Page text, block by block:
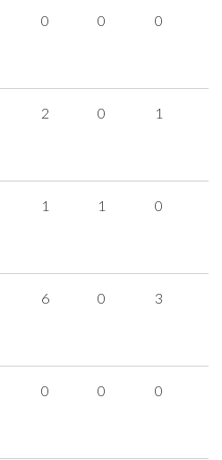
0 0 0
2 0 1
1 1 0
6 0 3
0 0 0